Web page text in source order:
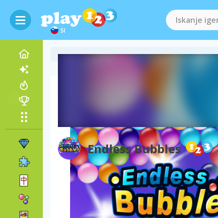
SI
Endless Bubbles
Kako igrati Endless Bubbles